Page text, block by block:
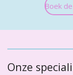
Boek
Onze